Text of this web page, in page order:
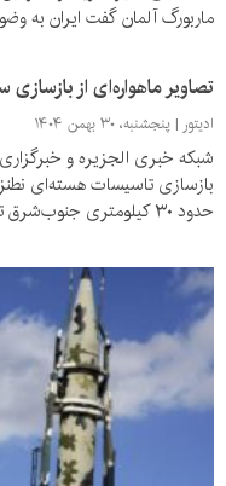
ماربورگ آلمان گفت ایران به
تصاویر ماهواره‌ای از
ادیتور پنجشنبه، ۳۰ بهمن ۱۴۰۴
شبکه خبری الجزیره و خبرگزاری
بازسازی تاسیسات هسته‌ای
حدود ۳۰ کیلومتری جنوب‌شرق تهران خبر دادند.